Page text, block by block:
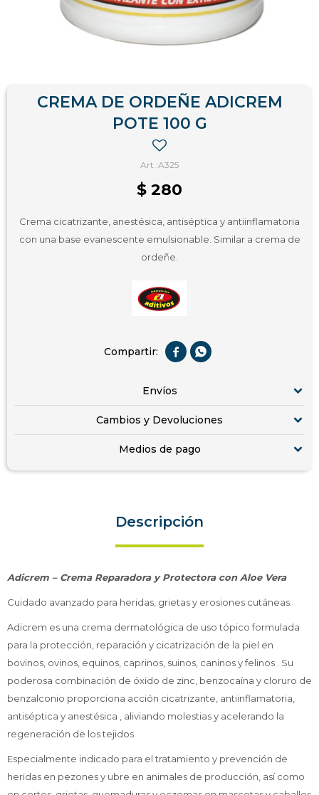
CREMA DE ORDEÑE ADICREM
POTE 100 G
A325
$ 280
Crema cicatrizante, anestésica, antiséptica y antiinflamatoria
con una base evanescente emulsionable. Similar a crema de
ordeñe.
 
Envíos
Cambios y Devoluciones
Medios de pago
Descripción
Adicrem – Crema Reparadora y Protectora con Aloe Vera
Cuidado avanzado para heridas, grietas y erosiones cutáneas.
Adicrem es una crema dermatológica de uso tópico formulada
para la protección, reparación y cicatrización de la piel en
bovinos, ovinos, equinos, caprinos, suinos, caninos y felinos . Su
poderosa combinación de óxido de zinc, benzocaína y cloruro de
benzalconio proporciona acción cicatrizante, antiinflamatoria,
antiséptica y anestésica , aliviando molestias y acelerando la
regeneración de los tejidos.
Especialmente indicado para el tratamiento y prevención de
heridas en pezones y ubre en animales de producción, así como